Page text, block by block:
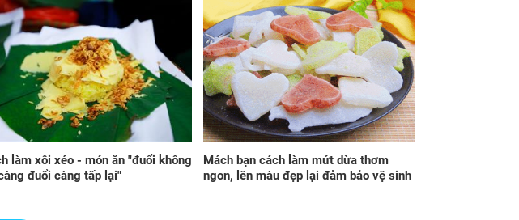
Xét nghiệm để kiểm
tra máu tương thích
với con, chồng nghẹn
Lấy nhầm chồng rồi
trở thành trụ cột gia
đình, tôi rút ra bài học
làm xôi xéo - món ăn "đuổi không
đuổi càng tấp lại"
Mách bạn cách làm mứt dừa thơm
ngon, lên màu đẹp lại đảm bảo vệ sinh